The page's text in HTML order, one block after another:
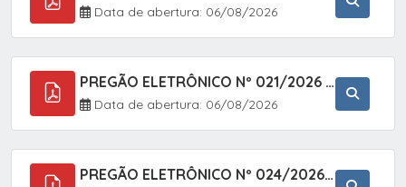
Data de abertura: 06/08/2026
PREGÃO ELETRÔNICO Nº 021/2026 - AQUISIÇÃO DE CONTENTORES E CARRINHOS, DESTINADOS A COLETIVA E MANEJO DE RESÍDUOS SÓLIDOS, ATRAVÉS DO SISTEMA DE REGISTRO DE PREÇOS (SRP)
Data de abertura: 06/08/2026
PREGÃO ELETRÔNICO Nº 024/2026 - AQUISIÇÃO DE GÁS MEDICINAL TIPO OXIGÊNIO (1,00 M3, 3,00 M3 E 10,00 M3), EM ATENDIMENTO À SECRETARIA MUNICIPAL DE SAÚDE, ATRAVÉS DO SISTEMA DE REGISTRO DE PREÇOS (SRP)